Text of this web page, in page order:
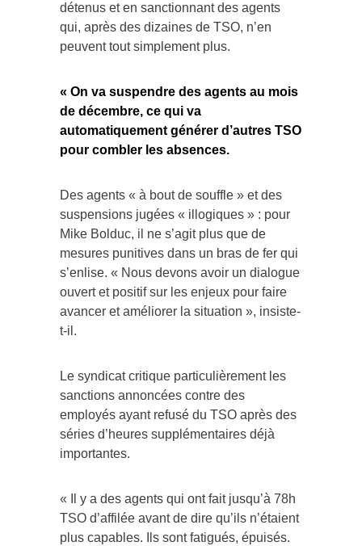
détenus et en sanctionnant des agents
qui, après des dizaines de TSO, n’en
peuvent tout simplement plus.
« On va suspendre des agents au mois
de décembre, ce qui va
automatiquement générer d’autres TSO
pour combler les absences.
Des agents « à bout de souffle » et des
suspensions jugées « illogiques » : pour
Mike Bolduc, il ne s’agit plus que de
mesures punitives dans un bras de fer qui
s’enlise. « Nous devons avoir un dialogue
ouvert et positif sur les enjeux pour faire
avancer et améliorer la situation », insiste-
t-il.
Le syndicat critique particulièrement les
sanctions annoncées contre des
employés ayant refusé du TSO après des
séries d’heures supplémentaires déjà
importantes.
« Il y a des agents qui ont fait jusqu’à 78h
TSO d’affilée avant de dire qu’ils n’étaient
plus capables. Ils sont fatigués, épuisés.